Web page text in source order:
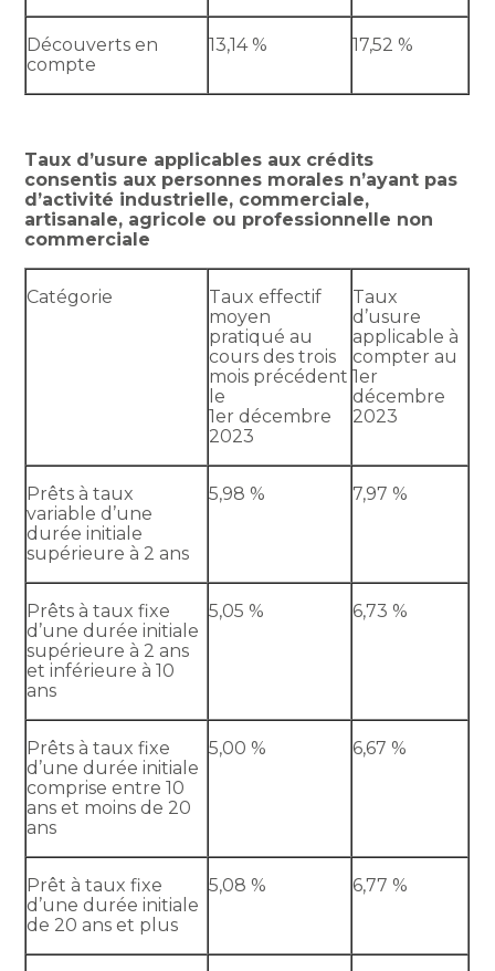
Découverts en
compte
13,14 % 17,52 %
Taux d’usure applicables aux crédits
consentis aux personnes morales n’ayant pas
d’activité industrielle, commerciale,
artisanale, agricole ou professionnelle non
commerciale
Catégorie
Taux effectif
moyen
pratiqué au
cours des trois
mois précédent
le
1er décembre
2023
Taux
d’usure
applicable à
compter au
1er
décembre
2023
Prêts à taux
variable d’une
durée initiale
supérieure à 2 ans
5,98 % 7,97 %
Prêts à taux fixe
d’une durée initiale
supérieure à 2 ans
et inférieure à 10
ans
5,05 % 6,73 %
Prêts à taux fixe
d’une durée initiale
comprise entre 10
ans et moins de 20
ans
5,00 % 6,67 %
Prêt à taux fixe
d’une durée initiale
de 20 ans et plus
5,08 % 6,77 %